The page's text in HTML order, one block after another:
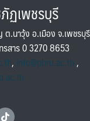
ฏเพชรบุรี
.นาวุ้ง อ.เมือง จ.เพชรบุ
สาร 0 3270 8653
, info@pbru.ac.th,